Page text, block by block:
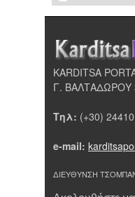
KARDITSA
Γ. ΒΑΛΤΑΔΩΡΟΥ
Τηλ: (+30)
e-mail:
ΔΙΕΥΘΥΝΣΗ